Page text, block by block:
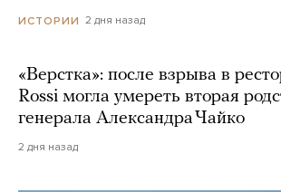
ИСТОРИИ 2 дня назад
«Верстка»: после взрыва в
Rossi могла умереть вторая
генерала Александра Чайко
2 дня назад